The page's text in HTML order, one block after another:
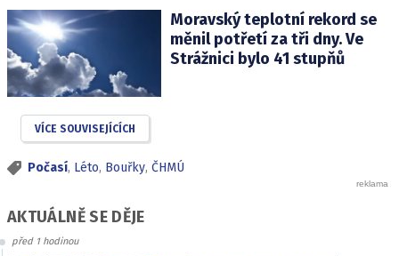
Moravský teplotní rekord se
měnil potřetí za tři dny. Ve
Strážnici bylo 41 stupňů
VÍCE SOUVISEJÍCÍCH
Počasí, Léto, Bouřky, ČHMÚ
AKTUÁLNĚ SE DĚJE
před 1 hodinou